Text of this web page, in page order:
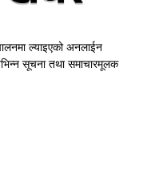
ल्याइएको अनलाईन
सूचना तथा समाचारमूलक